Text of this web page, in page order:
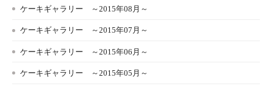
ケーキギャラリー ～2015年08月～
ケーキギャラリー ～2015年07月～
ケーキギャラリー ～2015年06月～
ケーキギャラリー ～2015年05月～